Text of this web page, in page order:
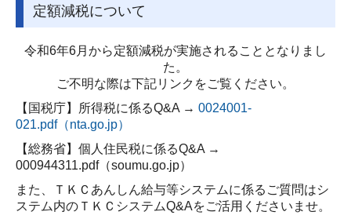
定額減税について
令和6年6月から定額減税が実施されることとなりまし
た。
ご不明な際は下記リンクをご覧ください。
【国税庁】所得税に係るQ&A → 0024001-
021.pdf（nta.go.jp）
【総務省】個人住民税に係るQ&A →
000944311.pdf（soumu.go.jp）
また、ＴＫＣあんしん給与等システムに係るご質問はシ
ステム内の ＴＫＣ システムQ&Aをご活用くださいませ。